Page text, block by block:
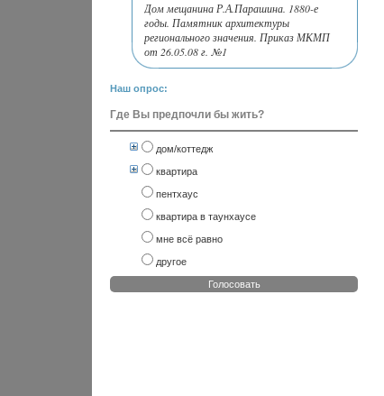
Дом мещанина Р.А.Парашина. 1880-е
годы. Памятник архитектуры
регионального значения. Приказ МКМП
от 26.05.08 г. №1
Наш опрос:
Где Вы предпочли бы жить?
дом/коттедж
квартира
пентхаус
квартира в таунхаусе
мне всё равно
другое
Голосовать